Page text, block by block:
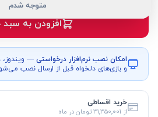
افزودن به سبد
امکان نصب نرم‌افزار درخواستی — ویندوز،
و بازی‌های دلخواه قبل از ارسال نصب
خرید اقساطی
از ۳۱٬۳۵۰٬۰۰۱ تومان در ماه
متوجه شدم